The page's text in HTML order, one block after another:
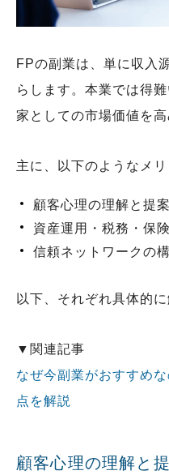
FPの副業は、単に収入
らします。本業では得
家としての市場価値を高
主に、以下のようなメ
顧客心理の理解と提
資産運用・税務・保
信頼ネットワークの
以下、それぞれ具体的に
▼関連記事
なぜ今副業がおすすめ
点を解説
顧客心理の理解と